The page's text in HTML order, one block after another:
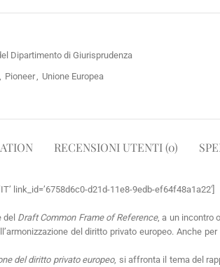
Dipartimento di Giurisprudenza
Pioneer Unione Europea
RECENSIONI UTENTI (0)
link_id=’6758d6c0-d21d-11e8-9edb-ef64f48a1a22′]
del Draft Common Frame of Reference, a un incontro
del diritto privato europeo. Anche
del diritto privato europeo, si affronta il tema del